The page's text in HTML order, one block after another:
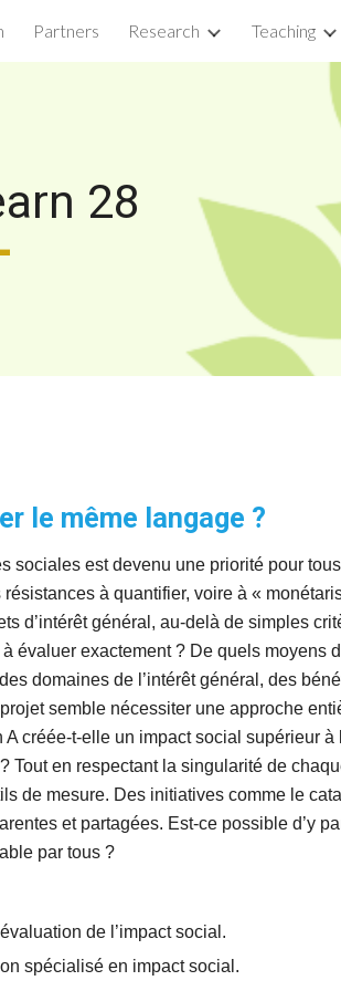
Skip to navigation
Partners Research Teaching
28
le même langage ?
est devenu une priorité pour
à quantifier, voire à «
d’intérêt général, au-delà de simples
évaluer exactement ? De quels moyens
domaines de l’intérêt général, des
semble nécessiter une approche
créée-t-elle un impact social supérieur à
Tout en respectant la singularité de
de mesure. Des initiatives comme le
et partagées. Est-ce possible d’y
par tous ?
de l’impact social.
spécialisé en impact social.